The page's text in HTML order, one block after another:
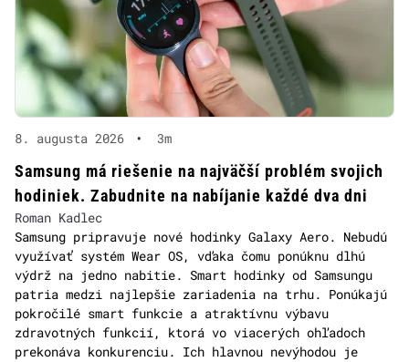
8. augusta 2026 • 3m
Samsung má riešenie na najväčší problém svojich
hodiniek. Zabudnite na nabíjanie každé dva dni
Roman Kadlec
Samsung pripravuje nové hodinky Galaxy Aero. Nebudú
využívať systém Wear OS, vďaka čomu ponúknu dlhú
výdrž na jedno nabitie. Smart hodinky od Samsungu
patria medzi najlepšie zariadenia na trhu. Ponúkajú
pokročilé smart funkcie a atraktívnu výbavu
zdravotných funkcií, ktorá vo viacerých ohľadoch
prekonáva konkurenciu. Ich hlavnou nevýhodou je